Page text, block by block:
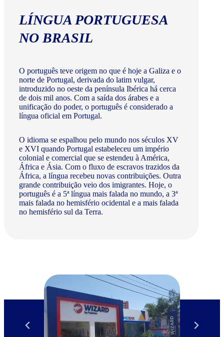
LÍNGUA PORTUGUESA
NO BRASIL
O português teve origem no que é hoje a Galiza e o
norte de Portugal, derivada do latim vulgar,
introduzido no oeste da península Ibérica há cerca
de dois mil anos. Com a saída dos árabes e a
unificação do poder, o português é considerado a
língua oficial em Portugal.
O idioma se espalhou pelo mundo nos séculos XV
e XVI quando Portugal estabeleceu um império
colonial e comercial que se estendeu à América,
África e Ásia. Com o fluxo de escravos trazidos da
África, a língua recebeu novas contribuições. Outra
grande contribuição veio dos imigrantes. Hoje, o
português é a 5ª língua mais falada no mundo, a 3ª
mais falada no hemisfério ocidental e a mais falada
no hemisfério sul da Terra.